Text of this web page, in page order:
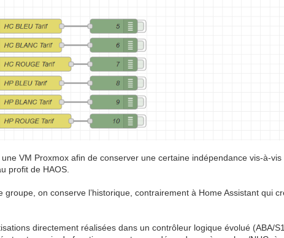
VM Proxmox afin de conserver une certaine indépendance vis-à-
profit de HAOS.
on conserve l’historique, contrairement à Home Assistant qui
directement réalisées dans un contrôleur logique évolué (ABA/